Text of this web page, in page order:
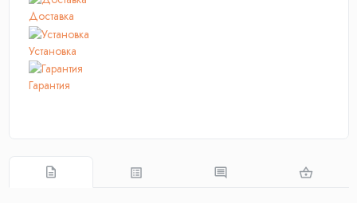
Доставка
Установка
Гарантия